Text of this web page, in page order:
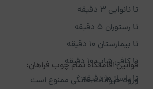
تا نانوایی 3 دقیقه
تا رستوران 5 دقیقه
تا بیمارستان 10 دقیقه
تا کافی شاپ 10 دقیقه
تا پاساژ 10 دقیقه
قوانین اقامتگاه تمام چوب فراهان:
ورود حیوانات خانگی ممنوع است